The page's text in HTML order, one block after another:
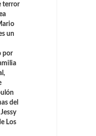
terror
un
por
del
Jessy
Los